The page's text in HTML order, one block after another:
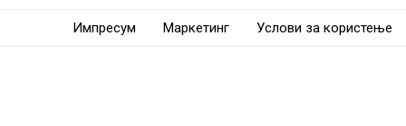
Импресум Маркетинг Услови за користење